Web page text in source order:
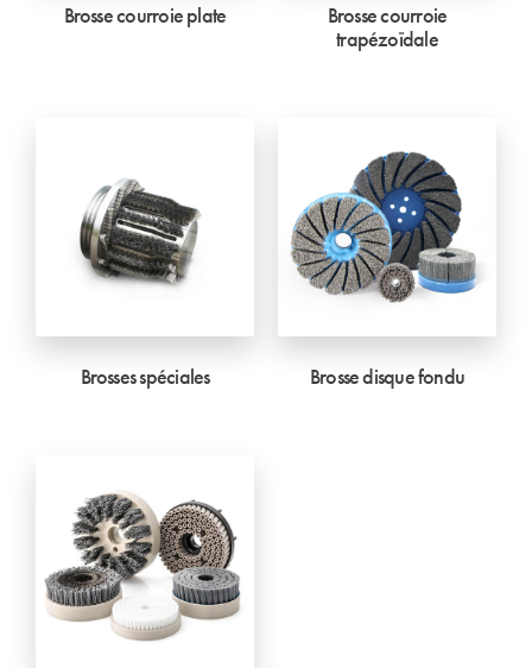
Brosse courroie plate
Brosse courroie
trapézoïdale
Brosses spéciales Brosse disque fondu